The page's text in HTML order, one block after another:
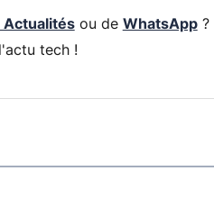
Actualitésou de WhatsApp?
tech !